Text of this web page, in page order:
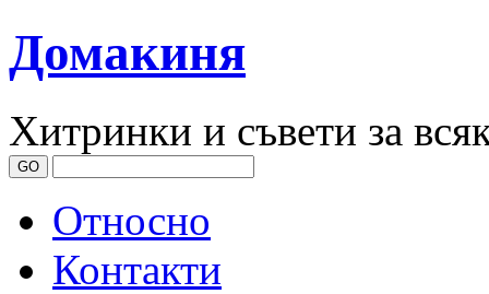
Домакиня
Хитринки и съвети за
Относно
Контакти